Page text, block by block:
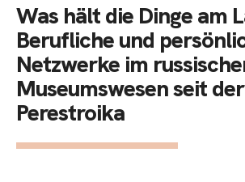
Was hält die Dinge am
Berufliche und
Netzwerke im
Museumswesen seit der
Perestroika